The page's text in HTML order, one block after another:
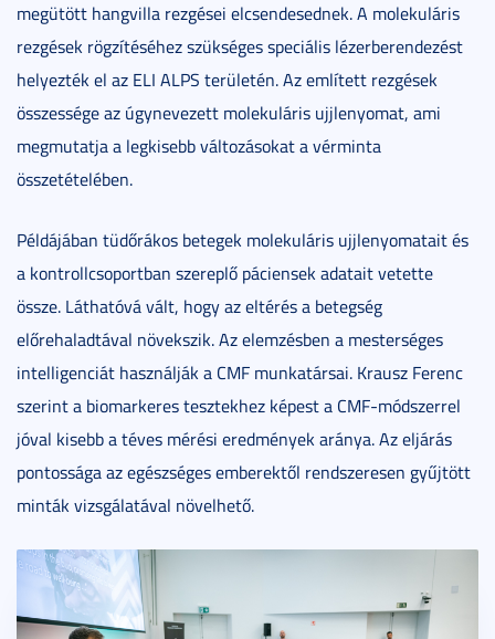
megütött hangvilla rezgései elcsendesednek. A molekuláris
rezgések rögzítéséhez szükséges speciális lézerberendezést
helyezték el az ELI ALPS területén. Az említett rezgések
összessége az úgynevezett molekuláris ujjlenyomat, ami
megmutatja a legkisebb változásokat a vérminta
összetételében.
Példájában tüdőrákos betegek molekuláris ujjlenyomatait és
a kontrollcsoportban szereplő páciensek adatait vetette
össze. Láthatóvá vált, hogy az eltérés a betegség
előrehaladtával növekszik. Az elemzésben a mesterséges
intelligenciát használják a CMF munkatársai. Krausz Ferenc
szerint a biomarkeres tesztekhez képest a CMF-módszerrel
jóval kisebb a téves mérési eredmények aránya. Az eljárás
pontossága az egészséges emberektől rendszeresen gyűjtött
minták vizsgálatával növelhető.